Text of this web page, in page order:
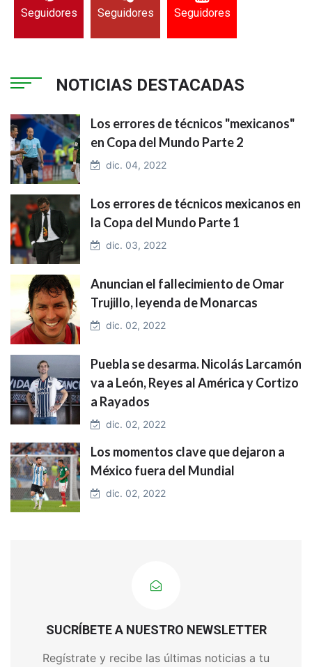
Seguidores Seguidores Seguidores
NOTICIAS DESTACADAS
Los errores de técnicos "mexicanos"
en Copa del Mundo Parte 2
dic. 04, 2022
Los errores de técnicos mexicanos en
la Copa del Mundo Parte 1
dic. 03, 2022
Anuncian el fallecimiento de Omar
Trujillo, leyenda de Monarcas
dic. 02, 2022
Puebla se desarma. Nicolás Larcamón
va a León, Reyes al América y Cortizo
a Rayados
dic. 02, 2022
Los momentos clave que dejaron a
México fuera del Mundial
dic. 02, 2022
SUCRÍBETE A NUESTRO NEWSLETTER
Regístrate y recibe las últimas noticias a tu